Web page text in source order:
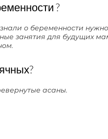
?
о беременности
занятия для будущих
асаны.